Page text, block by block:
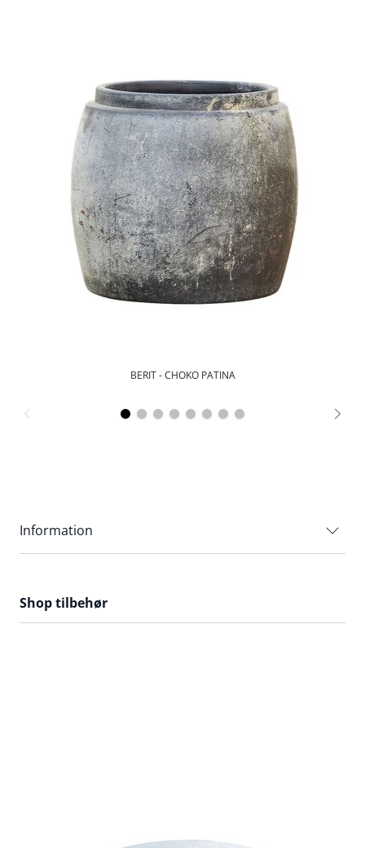
BERIT - CHOKO PATINA
Information
Shop tilbehør